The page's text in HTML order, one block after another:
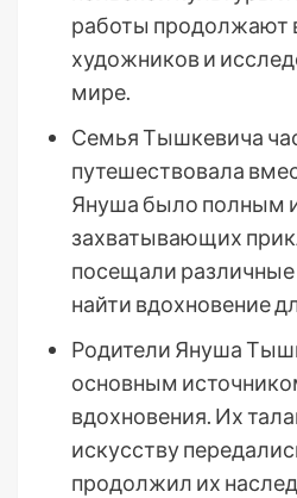
работы продолжают
художников и
мире.
Семья Тышкевича
путешествовала
Януша было полным
захватывающих
посещали различные
найти вдохновение
Родители Януша
основным
вдохновения. Их
искусству
продолжил их